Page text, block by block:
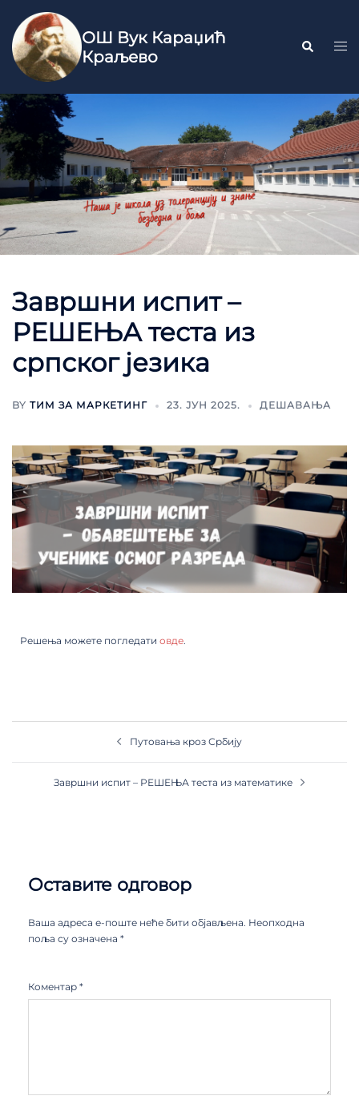
ОШ Вук Караџић
Краљево
Завршни испит –
РЕШЕЊА теста из
српског језика
BY ТИМ ЗА МАРКЕТИНГ 23. ЈУН 2025. ДЕШАВАЊА
Решења можете погледати овде.
Путовања кроз Србију
Завршни испит – РЕШЕЊА теста из математике
Оставите одговор
Ваша адреса е-поште неће бити објављена. Неопходна
поља су означена *
Коментар *